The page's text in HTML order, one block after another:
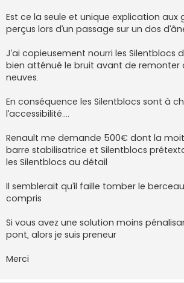
Est ce la seule et unique explication aux
perçus lors d’un passage sur un dos
J’ai copieusement nourri les Silentblocs
bien atténué le bruit avant de remonter
neuves.
En conséquence les Silentblocs sont à
l’accessibilité….
Renault me demande 500€ dont la
barre stabilisatrice et Silentblocs
les Silentblocs au détail
Il semblerait qu’il faille tomber le berceau
compris
Si vous avez une solution moins
pont, alors je suis preneur
Merci